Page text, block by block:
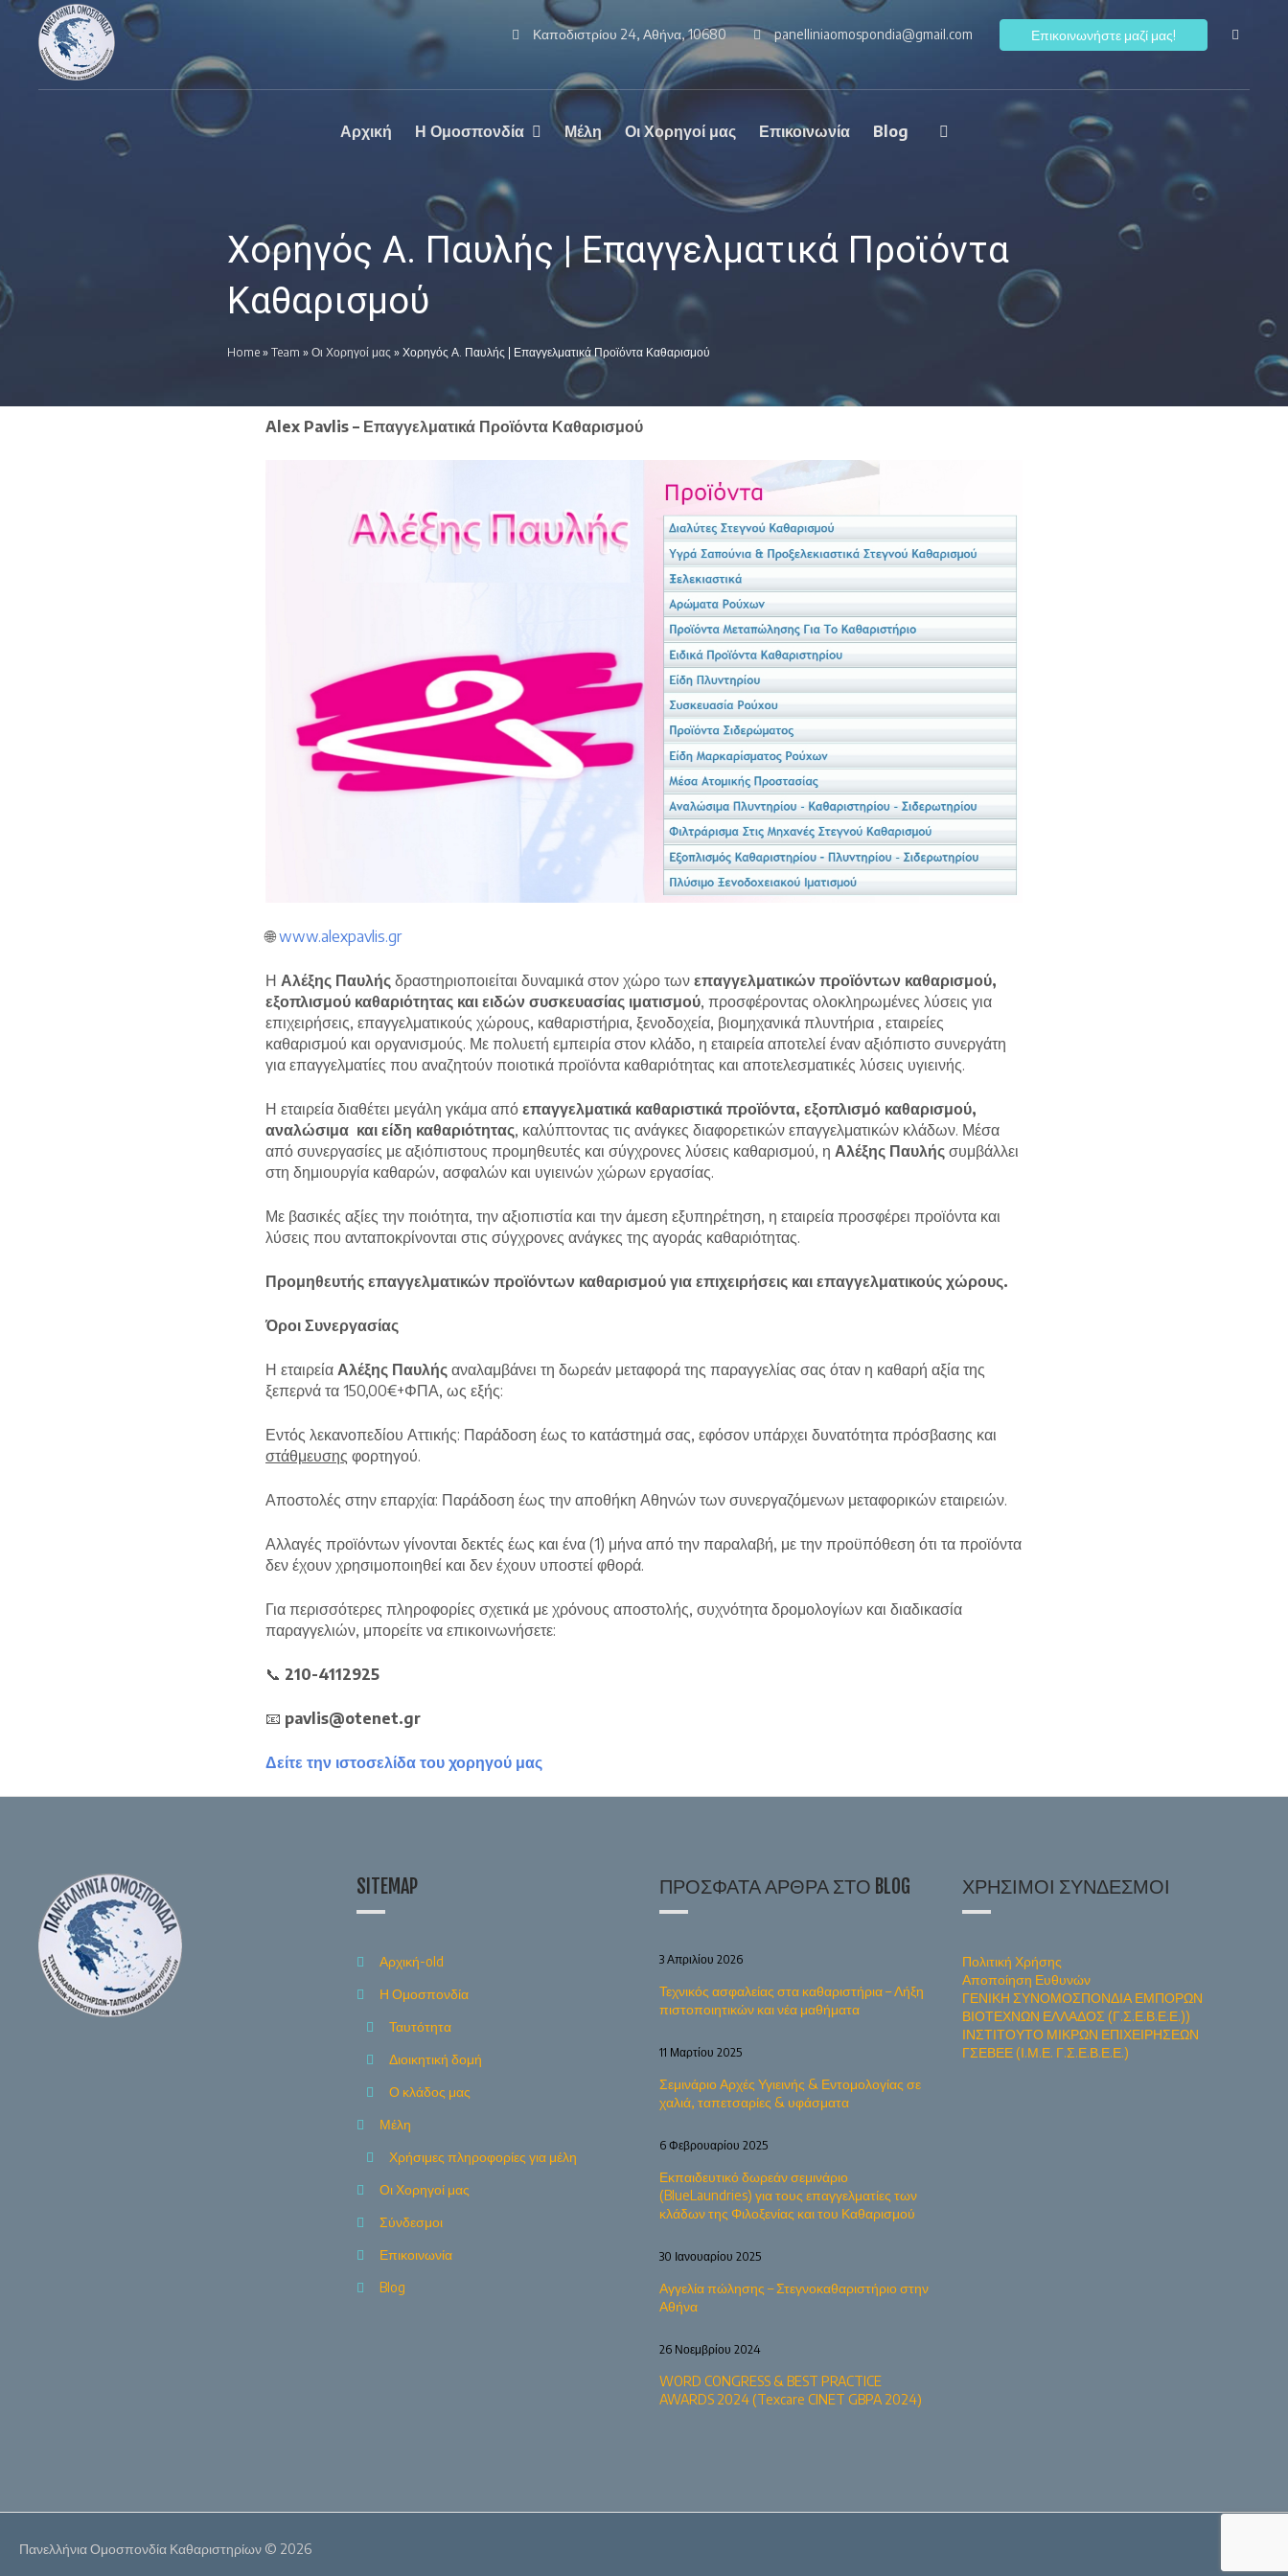
Πανελλήνια
Ομοσπονδία
Καθαριστηρίων
Ο επίσημος
ιστοχώρος της
Πανελλήνια
Ομοσπονδία
Καποδιστρίου 24, Αθήνα, 10680 panelliniaomospondia@gmail.com Επικοινωνήστε μαζί μας!
Αρχική Η Ομοσπονδία Μέλη Οι Χορηγοί μας Επικοινωνία Blog
Χορηγός Α. Παυλής | Επαγγελματικά Προϊόντα
Καθαρισμού
Home » Team » Οι Χορηγοί μας » Χορηγός Α. Παυλής | Επαγγελματικά Προϊόντα Καθαρισμού
Alex Pavlis – Επαγγελματικά Προϊόντα Καθαρισμού
🌐www.alexpavlis.gr
Η Αλέξης Παυλής δραστηριοποιείται δυναμικά στον χώρο των επαγγελματικών προϊόντων καθαρισμού,
εξοπλισμού καθαριότητας και ειδών συσκευασίας ιματισμού, προσφέροντας ολοκληρωμένες λύσεις για
επιχειρήσεις, επαγγελματικούς χώρους, καθαριστήρια, ξενοδοχεία, βιομηχανικά πλυντήρια , εταιρείες
καθαρισμού και οργανισμούς. Με πολυετή εμπειρία στον κλάδο, η εταιρεία αποτελεί έναν αξιόπιστο συνεργάτη
για επαγγελματίες που αναζητούν ποιοτικά προϊόντα καθαριότητας και αποτελεσματικές λύσεις υγιεινής.
Η εταιρεία διαθέτει μεγάλη γκάμα από επαγγελματικά καθαριστικά προϊόντα, εξοπλισμό καθαρισμού,
αναλώσιμα και είδη καθαριότητας, καλύπτοντας τις ανάγκες διαφορετικών επαγγελματικών κλάδων. Μέσα
από συνεργασίες με αξιόπιστους προμηθευτές και σύγχρονες λύσεις καθαρισμού, η Αλέξης Παυλής συμβάλλει
στη δημιουργία καθαρών, ασφαλών και υγιεινών χώρων εργασίας.
Με βασικές αξίες την ποιότητα, την αξιοπιστία και την άμεση εξυπηρέτηση, η εταιρεία προσφέρει προϊόντα και
λύσεις που ανταποκρίνονται στις σύγχρονες ανάγκες της αγοράς καθαριότητας.
Προμηθευτής επαγγελματικών προϊόντων καθαρισμού για επιχειρήσεις και επαγγελματικούς χώρους.
Όροι Συνεργασίας
Η εταιρεία Αλέξης Παυλής αναλαμβάνει τη δωρεάν μεταφορά της παραγγελίας σας όταν η καθαρή αξία της
ξεπερνά τα 150,00€+ΦΠΑ, ως εξής:
Εντός λεκανοπεδίου Αττικής: Παράδοση έως το κατάστημά σας, εφόσον υπάρχει δυνατότητα πρόσβασης και
στάθμευσης φορτηγού.
Αποστολές στην επαρχία: Παράδοση έως την αποθήκη Αθηνών των συνεργαζόμενων μεταφορικών εταιρειών.
Αλλαγές προϊόντων γίνονται δεκτές έως και ένα (1) μήνα από την παραλαβή, με την προϋπόθεση ότι τα προϊόντα
δεν έχουν χρησιμοποιηθεί και δεν έχουν υποστεί φθορά.
Για περισσότερες πληροφορίες σχετικά με χρόνους αποστολής, συχνότητα δρομολογίων και διαδικασία
παραγγελιών, μπορείτε να επικοινωνήσετε:
📞 210-4112925
📧 pavlis@otenet.gr
Δείτε την ιστοσελίδα του χορηγού μας
SITEMAP
Αρχική-old
Η Ομοσπονδία
Ταυτότητα
Διοικητική δομή
Ο κλάδος μας
Μέλη
Χρήσιμες πληροφορίες για μέλη
Οι Χορηγοί μας
Σύνδεσμοι
Επικοινωνία
Blog
ΠΡΌΣΦΑΤΑ ΆΡΘΡΑ ΣΤΟ BLOG
Τεχνικός ασφαλείας στα καθαριστήρια – Λήξη
πιστοποιητικών και νέα μαθήματα
3 Απριλίου 2026
Σεμινάριο Αρχές Υγιεινής & Εντομολογίας σε
χαλιά, ταπετσαρίες & υφάσματα
11 Μαρτίου 2025
Εκπαιδευτικό δωρεάν σεμινάριο
(BlueLaundries) για τους επαγγελματίες των
κλάδων της Φιλοξενίας και του Καθαρισμού
6 Φεβρουαρίου 2025
Αγγελία πώλησης – Στεγνοκαθαριστήριο στην
Αθήνα
30 Ιανουαρίου 2025
WORD CONGRESS & BEST PRACTICE
AWARDS 2024 (Texcare CINET GBPA 2024)
26 Νοεμβρίου 2024
ΧΡΉΣΙΜΟΙ ΣΎΝΔΕΣΜΟΙ
Πολιτική Χρήσης
Αποποίηση Ευθυνών
ΓΕΝΙΚΗ ΣΥΝΟΜΟΣΠΟΝΔΙΑ ΕΜΠΟΡΩΝ
ΒΙΟΤΕΧΝΩΝ ΕΛΛΑΔΟΣ (Γ.Σ.Ε.Β.Ε.Ε.))
ΙΝΣΤΙΤΟΥΤΟ ΜΙΚΡΩΝ ΕΠΙΧΕΙΡΗΣΕΩΝ
ΓΣΕΒΕΕ (Ι.Μ.Ε. Γ.Σ.Ε.Β.Ε.Ε.)
Πανελλήνια Ομοσπονδία Καθαριστηρίων © 2026